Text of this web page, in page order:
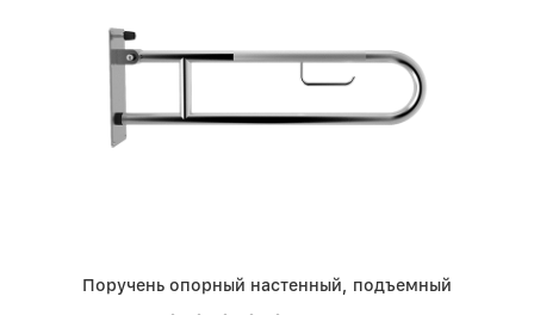
Поручень опорный настенный, подъемный